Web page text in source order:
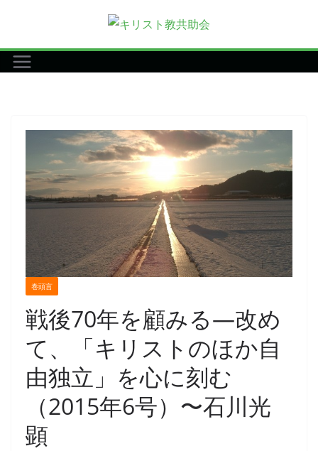
テ
ン
巻頭言
戦後70年を顧みる―改め
て、「キリストのほか自
由独立」を心に刻む
（2015年6号）〜石川光
顕